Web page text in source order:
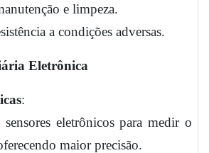
e limpeza.
a condições adversas.
Eletrônica
:
eletrônicos para medir o
maior precisão.